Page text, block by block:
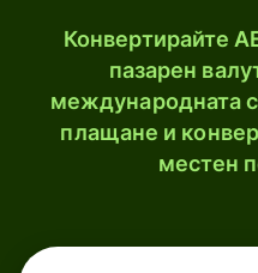
Конвертирайте
пазарен
международната
плащане и
местен